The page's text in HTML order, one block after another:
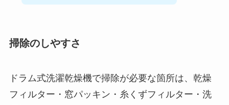
掃除のしやすさ
ドラム式洗濯乾燥機で掃除が必要な箇所は、乾燥
フィルター・窓パッキン・糸くずフィルター・洗